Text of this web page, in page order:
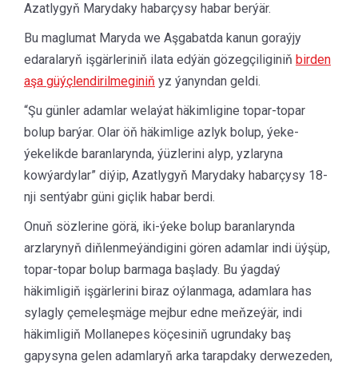
Azatlygyň Marydaky habarçysy habar berýär.
Bu maglumat Maryda we Aşgabatda kanun goraýjy
edaralaryň işgärleriniň ilata edýän gözegçiliginiň birden
aşa güýçlendirilmeginiň yz ýanyndan geldi.
“Şu günler adamlar welaýat häkimligine topar-topar
bolup barýar. Olar öň häkimlige azlyk bolup, ýeke-
ýekelikde baranlarynda, ýüzlerini alyp, yzlaryna
kowýardylar” diýip, Azatlygyň Marydaky habarçysy 18-
nji sentýabr güni giçlik habar berdi.
Onuň sözlerine görä, iki-ýeke bolup baranlarynda
arzlarynyň diňlenmeýändigini gören adamlar indi üýşüp,
topar-topar bolup barmaga başlady. Bu ýagdaý
häkimligiň işgärlerini biraz oýlanmaga, adamlara has
sylagly çemeleşmäge mejbur edne meňzeýär, indi
häkimligiň Mollanepes köçesiniň ugrundaky baş
gapysyna gelen adamlaryň arka tarapdaky derwezeden,